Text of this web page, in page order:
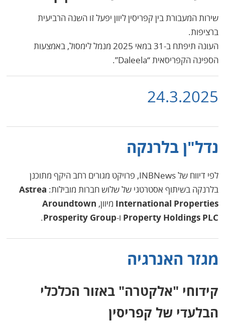
שירות המעבורת בין קפריסין ליוון יפעל זו השנה הרביעית
ברציפות.
העונה תיפתח ב-31 במאי 2025 מנמל לימסול, באמצעות
הספינה הקפריסאית “Daleela”.
24.3.2025
נדל"ן בלרנקה
לפי דיווח של INBNews, פרויקט מגורים רחב היקף מתוכנן
בלרנקה בשיתוף אסטרטגי של שלוש חברות מובילות: Astrea
International Properties מיוון, Aroundtown
Property Holdings PLC ו-Prosperity Group
.
מגזר האנרגיה
קידוחי "אלקטרה" באזור הכלכלי
הבלעדי של קפריסין